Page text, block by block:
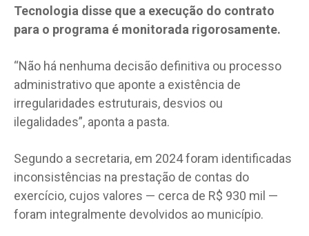
Tecnologia disse que a execução do contrato
para o programa é monitorada rigorosamente.
“Não há nenhuma decisão definitiva ou processo
administrativo que aponte a existência de
irregularidades estruturais, desvios ou
ilegalidades”, aponta a pasta.
Segundo a secretaria, em 2024 foram identificadas
inconsistências na prestação de contas do
exercício, cujos valores — cerca de R$ 930 mil —
foram integralmente devolvidos ao município.